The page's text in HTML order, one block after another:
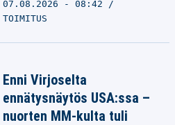
07.08.2026 - 08:42
TOIMITUS
Enni Virjoselta
ennätysnäytös USA:ssa –
nuorten MM-kulta tuli